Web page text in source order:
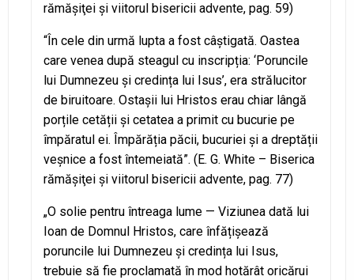
rămăşiţei şi viitorul bisericii advente, pag. 59)
“În cele din urmă lupta a fost câștigată. Oastea
care venea după steagul cu inscripția: ‘Poruncile
lui Dumnezeu și credința lui Isus’, era strălucitor
de biruitoare. Ostașii lui Hristos erau chiar lângă
porțile cetății și cetatea a primit cu bucurie pe
împăratul ei. Împărăția păcii, bucuriei și a dreptății
veșnice a fost întemeiată”. (E. G. White – Biserica
rămăşiţei şi viitorul bisericii advente, pag. 77)
„O solie pentru întreaga lume — Viziunea dată lui
Ioan de Domnul Hristos, care înfățișează
poruncile lui Dumnezeu și credința lui Isus,
trebuie să fie proclamată în mod hotărât oricărui